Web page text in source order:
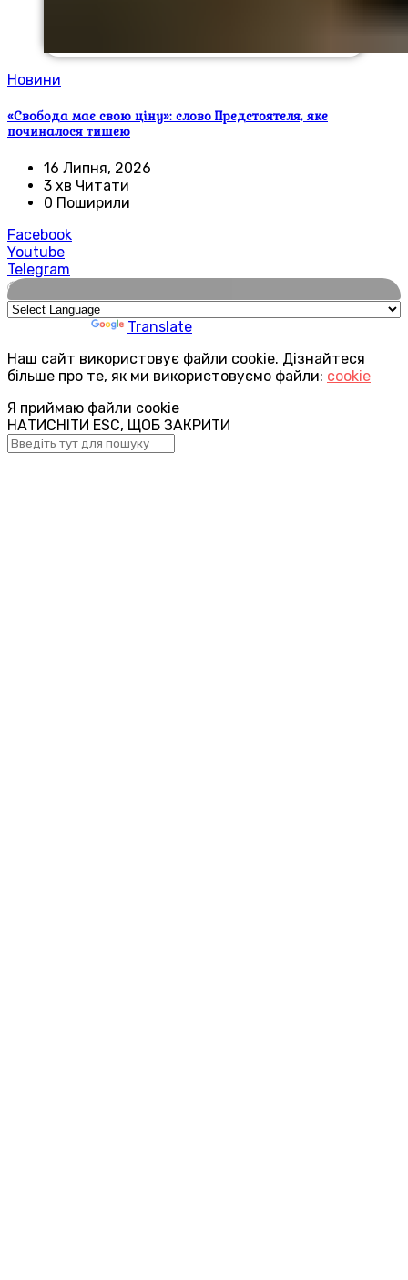
Новини
«Свобода має свою ціну»: слово Предстоятеля, яке
починалося тишею
16 Липня, 2026
3 хв Читати
0 Поширили
Facebook
Youtube
Telegram
🌍
Translate
Наш сайт використовує файли cookie. Дізнайтеся
більше про те, як ми використовуємо файли: cookie
Я приймаю файли cookie
НАТИСНІТИ ESC, ЩОБ ЗАКРИТИ